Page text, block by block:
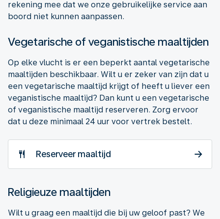
rekening mee dat we onze gebruikelijke service aan
boord niet kunnen aanpassen.
Vegetarische of veganistische maaltijden
Op elke vlucht is er een beperkt aantal vegetarische
maaltijden beschikbaar. Wilt u er zeker van zijn dat u
een vegetarische maaltijd krijgt of heeft u liever een
veganistische maaltijd? Dan kunt u een vegetarische
of veganistische maaltijd reserveren. Zorg ervoor
dat u deze minimaal 24 uur voor vertrek bestelt.
Reserveer maaltijd
Religieuze maaltijden
Wilt u graag een maaltijd die bij uw geloof past? We